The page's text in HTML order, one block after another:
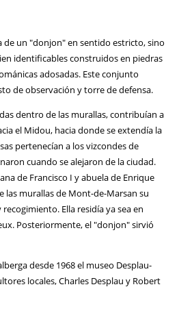
de un "donjon" en sentido estricto, sino
identificables construidos en piedras
adosadas. Este conjunto
de observación y torre de defensa.
dentro de las murallas, contribuían a
el Midou, hacia donde se extendía la
pertenecían a los vizcondes de
cuando se alejaron de la ciudad.
de Francisco I y abuela de Enrique
las murallas de Mont-de-Marsan su
Ella residía ya sea en
Posteriormente, el "donjon" sirvió
desde 1968 el museo Desplau-
locales, Charles Desplau y Robert